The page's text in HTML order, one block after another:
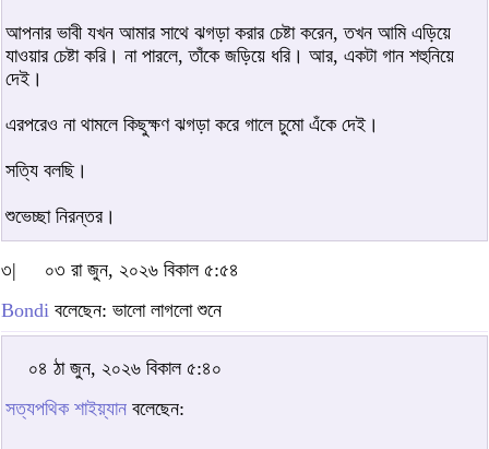
আপনার ভাবী যখন আমার সাথে ঝগড়া করার চেষ্টা করেন, তখন আমি এড়িয়ে
যাওয়ার চেষ্টা করি। না পারলে, তাঁকে জড়িয়ে ধরি। আর, একটা গান শহুনিয়ে
দেই।
এরপরেও না থামলে কিছুক্ষণ ঝগড়া করে গালে চুমো এঁকে দেই।
সত্যি বলছি।
শুভেচ্ছা নিরন্তর।
৩|
০৩ রা জুন, ২০২৬ বিকাল ৫:৫৪
Bondi বলেছেন: ভালো লাগলো শুনে
০৪ ঠা জুন, ২০২৬ বিকাল ৫:৪০
সত্যপথিক শাইয়্যান বলেছেন: